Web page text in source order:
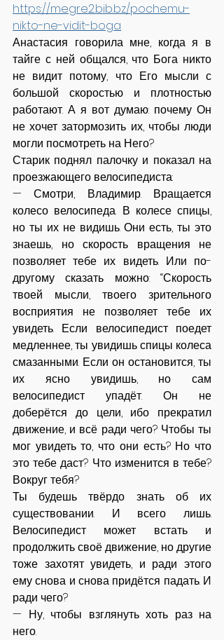
https://megre2.bib.bz/pochemu-
nikto-ne-vidit-boga
Анастасия говорила мне, когда я в
тайге с ней общался, что Бога никто
не видит потому, что Его мысли с
большой скоростью и плотностью
работают. А я вот думаю: почему Он
не хочет затормозить их, чтобы люди
могли посмотреть на Него?
Старик поднял палочку и показал на
проезжающего велосипедиста:
— Смотри, Владимир. Вращается
колесо велосипеда. В колесе спицы,
но ты их не видишь. Они есть, ты это
знаешь, но скорость вращения не
позволяет тебе их видеть. Или по-
другому сказать можно: “Скорость
твоей мысли, твоего зрительного
восприятия не позволяет тебе их
увидеть. Если велосипедист поедет
медленнее, ты увидишь спицы колеса
смазанными. Если он остановится, ты
их ясно увидишь, но сам
велосипедист упадёт. Он не
доберётся до цели, ибо прекратил
движение, и всё ради чего? Чтобы ты
мог увидеть то, что они есть? Но что
это тебе даст? Что изменится в тебе?
Вокруг тебя?
Ты будешь твёрдо знать об их
существовании. И всего лишь.
Велосипедист может встать и
продолжить своё движение, но другие
тоже захотят увидеть, и ради этого
ему снова и снова придётся падать. И
ради чего?
— Ну, чтобы взглянуть хоть раз на
него.